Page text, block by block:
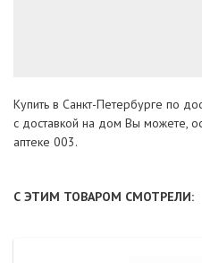
Купить в Санкт-Петербурге по
с доставкой на дом Вы можете,
аптеке 003.
С ЭТИМ ТОВАРОМ СМОТРЕЛИ: